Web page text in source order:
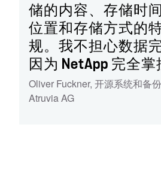
储的内容、存储时
位置和存储方式的
规。我不担心数据
因为 NetApp 完全掌
Oliver Fuckner, 开源系统和备
Atruvia AG